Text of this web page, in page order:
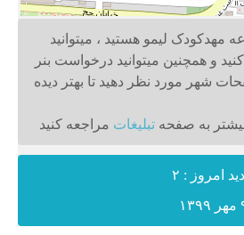
لیمو هستید ، میتوانید
و همچنین میتوانید درخواست بنر
شهر مورد نظر دهید تا بهتر دیده
به صفحه تبلیغات مراجعه کنید